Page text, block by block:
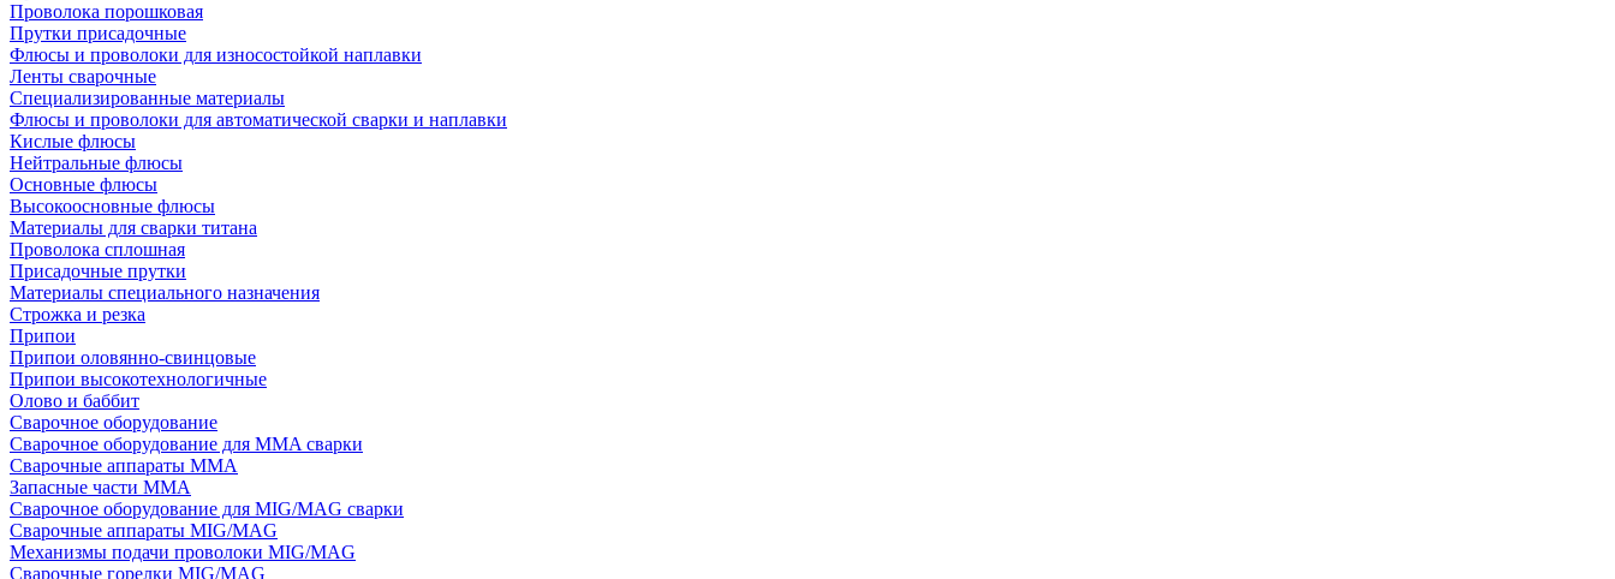
Проволока порошковая
Прутки присадочные
Флюсы и проволоки для износостойкой наплавки
Ленты сварочные
Специализированные материалы
Флюсы и проволоки для автоматической сварки и наплавки
Кислые флюсы
Нейтральные флюсы
Основные флюсы
Высокоосновные флюсы
Материалы для сварки титана
Проволока сплошная
Присадочные прутки
Материалы специального назначения
Строжка и резка
Припои
Припои оловянно-свинцовые
Припои высокотехнологичные
Олово и баббит
Сварочное оборудование
Сварочное оборудование для MMA сварки
Сварочные аппараты MMA
Запасные части MMA
Сварочное оборудование для MIG/MAG сварки
Сварочные аппараты MIG/MAG
Механизмы подачи проволоки MIG/MAG
Сварочные горелки MIG/MAG